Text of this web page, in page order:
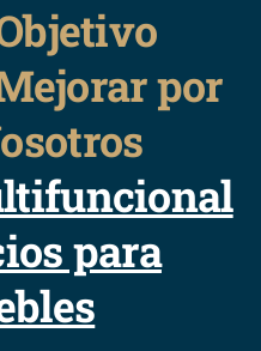
por
para